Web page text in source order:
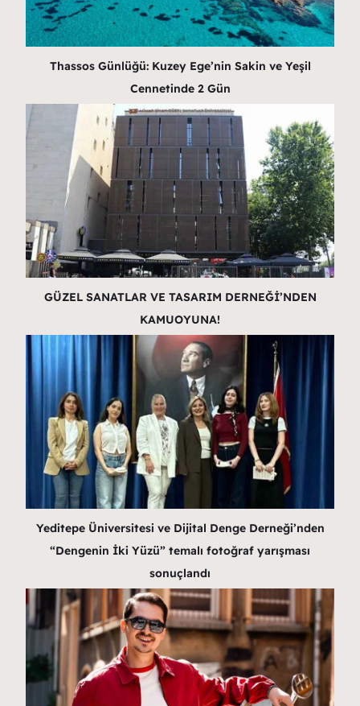
Thassos Günlüğü: Kuzey Ege’nin Sakin ve Yeşil
Cennetinde 2 Gün
GÜZEL SANATLAR VE TASARIM DERNEĞİ’NDEN
KAMUOYUNA!
Yeditepe Üniversitesi ve Dijital Denge Derneği’nden
“Dengenin İki Yüzü” temalı fotoğraf yarışması
sonuçlandı